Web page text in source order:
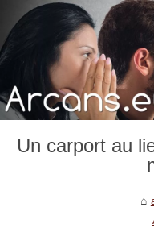
Un carport au